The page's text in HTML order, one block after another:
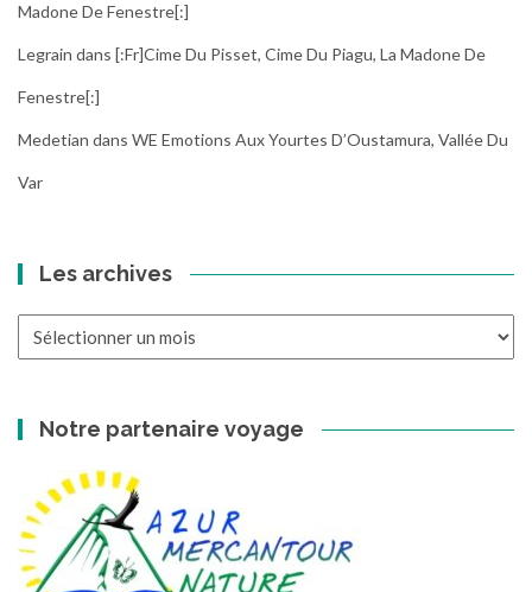
Madone De Fenestre[:]
Legrain dans [:fr]Cime Du Pisset, Cime Du Piagu, La Madone De
Fenestre[:]
Medetian dans WE Emotions Aux Yourtes D’Oustamura, Vallée Du
Var
Les archives
Notre partenaire voyage